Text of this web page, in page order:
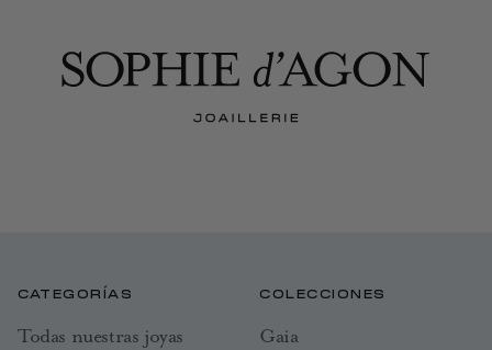
CATEGORÍAS
Todas nuestras joyas
COLECCIONES
Gaia